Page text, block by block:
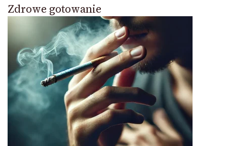
Zdrowe gotowanie